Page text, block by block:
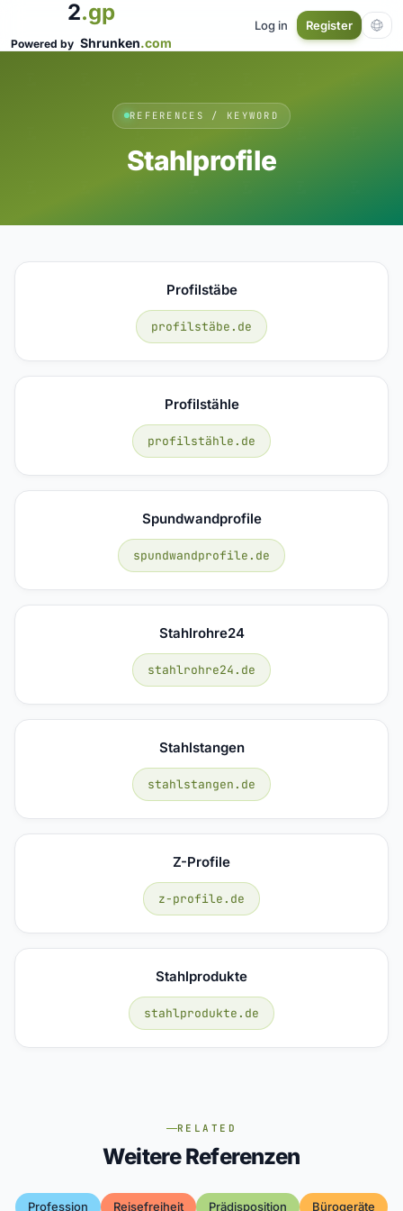
2.gp
Powered by Shrunken.com
Log in Register
REFERENCES / KEYWORD
Stahlprofile
Profilstäbe
profilstäbe.de
Profilstähle
profilstähle.de
Spundwandprofile
spundwandprofile.de
Stahlrohre24
stahlrohre24.de
Stahlstangen
stahlstangen.de
Z-Profile
z-profile.de
Stahlprodukte
stahlprodukte.de
RELATED
Weitere Referenzen
Profession Reisefreiheit Prädisposition Bürogeräte